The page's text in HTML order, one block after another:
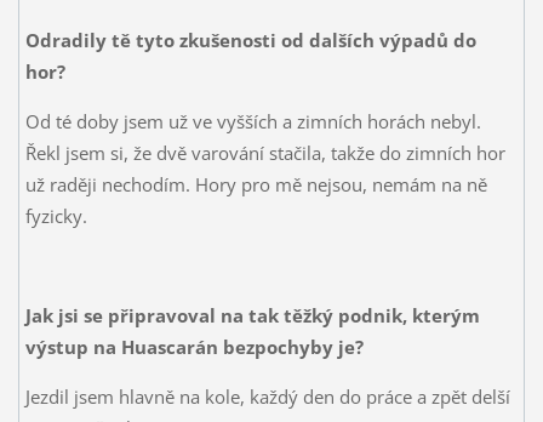
Odradily tě tyto zkušenosti od dalších výpadů do
hor?
Od té doby jsem už ve vyšších a zimních horách nebyl.
Řekl jsem si, že dvě varování stačila, takže do zimních hor
už raději nechodím. Hory pro mě nejsou, nemám na ně
fyzicky.
Jak jsi se připravoval na tak těžký podnik, kterým
výstup na Huascarán bezpochyby je?
Jezdil jsem hlavně na kole, každý den do práce a zpět delší